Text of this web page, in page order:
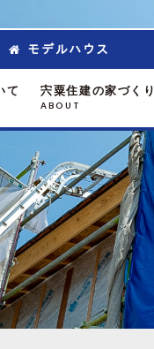
モデルハウス
て 宍粟住建の家づくり
ABOUT